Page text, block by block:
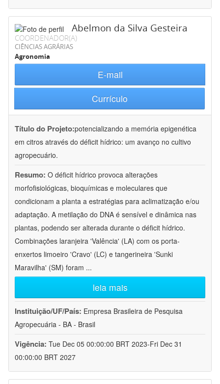
Abelmon da Silva Gesteira
COORDENADOR(A)
CIÊNCIAS AGRÁRIAS
Agronomia
E-mail
Currículo
Título do Projeto:potencializando a memória epigenética
em citros através do déficit hídrico: um avanço no cultivo
agropecuário.
Resumo: O déficit hídrico provoca alterações
morfofisiológicas, bioquímicas e moleculares que
condicionam a planta a estratégias para aclimatização e/ou
adaptação. A metilação do DNA é sensível e dinâmica nas
plantas, podendo ser alterada durante o déficit hídrico.
Combinações laranjeira 'Valência' (LA) com os porta-
enxertos limoeiro 'Cravo' (LC) e tangerineira 'Sunki
Maravilha' (SM) foram ...
leia mais
Instituição/UF/País: Empresa Brasileira de Pesquisa
Agropecuária - BA - Brasil
Vigência: Tue Dec 05 00:00:00 BRT 2023-Fri Dec 31
00:00:00 BRT 2027